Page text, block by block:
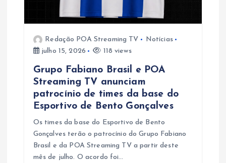
t
Redação POA Streaming TV
Notícias
julho 15, 2026
118 views
Grupo Fabiano Brasil e POA
Streaming TV anunciam
patrocínio de times da base do
Esportivo de Bento Gonçalves
Os times da base do Esportivo de Bento
Gonçalves terão o patrocínio do Grupo Fabiano
Brasil e da POA Streaming TV a partir deste
mês de julho. O acordo foi…